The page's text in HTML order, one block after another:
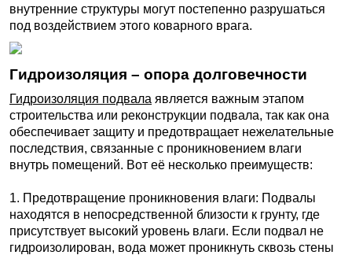
внутренние структуры могут постепенно разрушаться
под воздействием этого коварного врага.
Гидроизоляция – опора долговечности
Гидроизоляция подвала является важным этапом
строительства или реконструкции подвала, так как она
обеспечивает защиту и предотвращает нежелательные
последствия, связанные с проникновением влаги
внутрь помещений. Вот её несколько преимуществ:
1. Предотвращение проникновения влаги: Подвалы
находятся в непосредственной близости к грунту, где
присутствует высокий уровень влаги. Если подвал не
гидроизолирован, вода может проникнуть сквозь стены